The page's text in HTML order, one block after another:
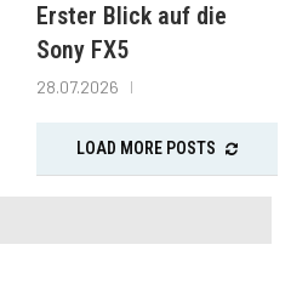
Erster Blick auf die
Sony FX5
28.07.2026
LOAD MORE POSTS